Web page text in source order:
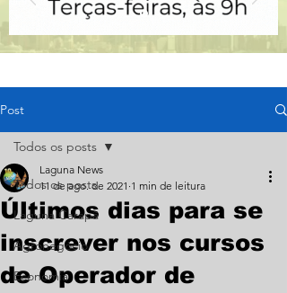
Post
Todos os posts
Laguna Carapã
Agronegócio
Economia
Todos os posts
Últimos dias para se
inscrever nos cursos
de Operador de
Laguna News
11 de ago. de 2021 1 min de leitura